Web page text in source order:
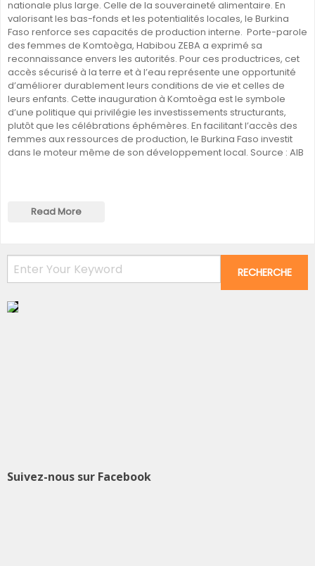
nationale plus large. Celle de la souveraineté alimentaire. En
valorisant les bas-fonds et les potentialités locales, le Burkina
Faso renforce ses capacités de production interne. Porte-parole
des femmes de Komtoèga, Habibou ZEBA a exprimé sa
reconnaissance envers les autorités. Pour ces productrices, cet
accès sécurisé à la terre et à l’eau représente une opportunité
d’améliorer durablement leurs conditions de vie et celles de
leurs enfants. Cette inauguration à Komtoèga est le symbole
d’une politique qui privilégie les investissements structurants,
plutôt que les célébrations éphémères. En facilitant l’accès des
femmes aux ressources de production, le Burkina Faso investit
dans le moteur même de son développement local. Source : AIB
Read More
Suivez-nous sur Facebook